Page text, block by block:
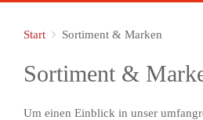
Start Sortiment & Marken
Sortiment &
Um einen Einblick in unser